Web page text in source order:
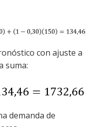
con ajuste a
suma:
demanda de